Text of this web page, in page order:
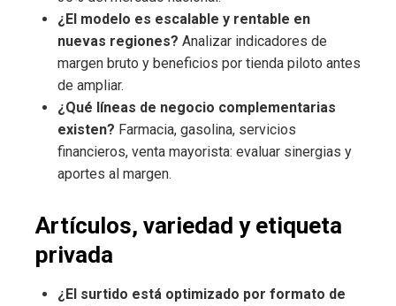
¿El modelo es escalable y rentable en
nuevas regiones? Analizar indicadores de
margen bruto y beneficios por tienda piloto antes
de ampliar.
¿Qué líneas de negocio complementarias
existen? Farmacia, gasolina, servicios
financieros, venta mayorista: evaluar sinergias y
aportes al margen.
Artículos, variedad y etiqueta
privada
¿El surtido está optimizado por formato de